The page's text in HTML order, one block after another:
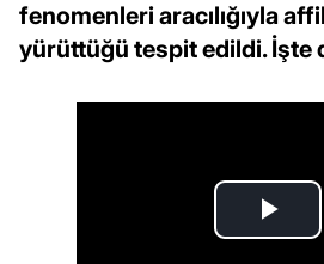
fenomenleri aracılığıyla
yürüttüğü tespit edildi. İşte